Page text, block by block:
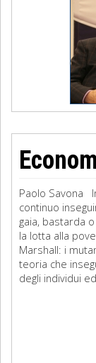
Paolo Savona
continuo
gaia, bastarda
la lotta alla
Marshall: i
teoria che
degli individui